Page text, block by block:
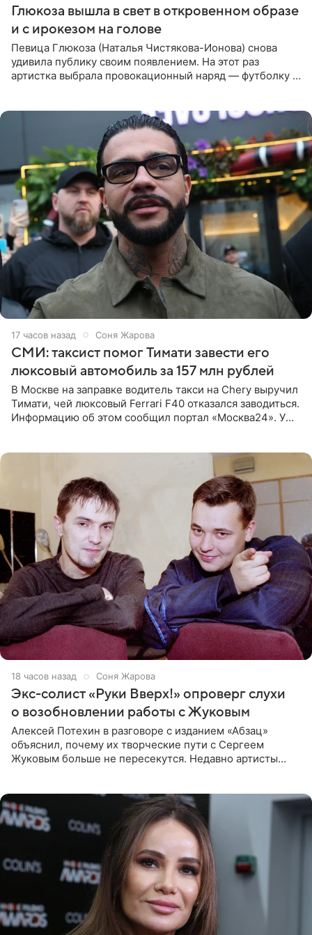
Глюкоза вышла в свет в откровенном образе
и с ирокезом на голове
Певица Глюкоза (Наталья Чистякова-Ионова) снова
удивила публику своим появлением. На этот раз
артистка выбрала провокационный наряд — футболку с
17 часов назад Соня Жарова
СМИ: таксист помог Тимати завести его
люксовый автомобиль за 157 млн рублей
В Москве на заправке водитель такси на Chery выручил
Тимати, чей люксовый Ferrari F40 отказался заводиться.
Информацию об этом сообщил портал «Москва24». У
18 часов назад Соня Жарова
Экс-солист «Руки Вверх!» опроверг слухи
о возобновлении работы с Жуковым
Алексей Потехин в разговоре с изданием «Абзац»
объяснил, почему их творческие пути с Сергеем
Жуковым больше не пересекутся. Недавно артисты